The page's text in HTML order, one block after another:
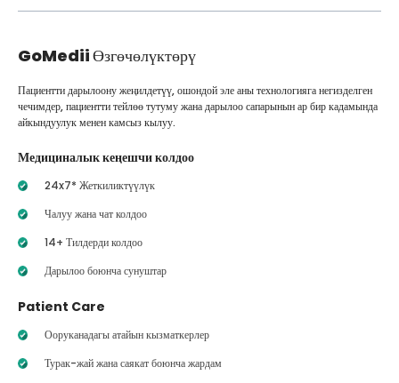
GoMediiӨзгөчөлүктөрү
Пациентти дарылоону жеңилдетүү, ошондой эле аны технологияга негизделген
чечимдер, пациентти тейлөө тутуму жана дарылоо сапарынын ар бир кадамында
айкындуулук менен камсыз кылуу.
Медициналык кеңешчи колдоо
24x7* Жеткиликтүүлүк
Чалуу жана чат колдоо
14+ Тилдерди колдоо
Дарылоо боюнча сунуштар
Patient Care
Ооруканадагы атайын кызматкерлер
Турак-жай жана саякат боюнча жардам